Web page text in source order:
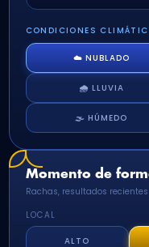
CONDICIONES
☁️ NUBLADO
🌧️ LLUVIA
🌫️ HÚMEDO
Momento de
Rachas, resultados
LOCAL
ALTO